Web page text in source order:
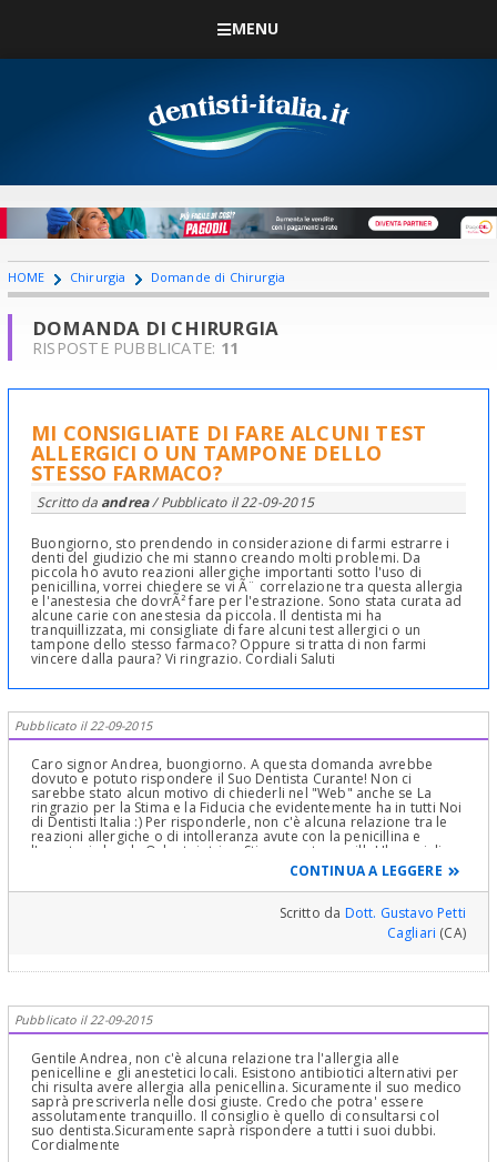
MENU
HOME Chirurgia Domande di Chirurgia
DOMANDA DI CHIRURGIA
RISPOSTE PUBBLICATE: 11
MI CONSIGLIATE DI FARE ALCUNI TEST
ALLERGICI O UN TAMPONE DELLO
STESSO FARMACO?
Scritto da andrea/ Pubblicato il22-09-2015
Buongiorno, sto prendendo in considerazione di farmi estrarre i
denti del giudizio che mi stanno creando molti problemi. Da
piccola ho avuto reazioni allergiche importanti sotto l'uso di
penicillina, vorrei chiedere se vi Ã¨ correlazione tra questa allergia
e l'anestesia che dovrÃ² fare per l'estrazione. Sono stata curata ad
alcune carie con anestesia da piccola. Il dentista mi ha
tranquillizzata, mi consigliate di fare alcuni test allergici o un
tampone dello stesso farmaco? Oppure si tratta di non farmi
vincere dalla paura? Vi ringrazio. Cordiali Saluti
Pubblicato il 22-09-2015
Caro signor Andrea, buongiorno. A questa domanda avrebbe
dovuto e potuto rispondere il Suo Dentista Curante! Non ci
sarebbe stato alcun motivo di chiederli nel "Web" anche se La
ringrazio per la Stima e la Fiducia che evidentemente ha in tutti Noi
di Dentisti Italia :) Per risponderle, non c'è alcuna relazione tra le
reazioni allergiche o di intolleranza avute con la penicillina e
l'anestesia locale Odontoiatrica. Stia super tranquillo! Il consiglio
de l suo Dentista, di fare alcuni test allergici per l'anestetico è
comunque un prudenziale buon consiglio, lo segua! Ovviamente
come antibiotico non deve essere usata la Penicillina e gli altri
antibiotici con derivazione "crociata" come le Cefalosporine ed
altri. Questo lo stabilirà il Suo Dentista Curante, nel quale la esorto
CONTINUA A LEGGERE
Scritto da Dott. Gustavo Petti
Cagliari (CA)
Pubblicato il 22-09-2015
Gentile Andrea, non c'è alcuna relazione tra l'allergia alle
penicelline e gli anestetici locali. Esistono antibiotici alternativi per
chi risulta avere allergia alla penicellina. Sicuramente il suo medico
saprà prescriverla nelle dosi giuste. Credo che potra' essere
assolutamente tranquillo. Il consiglio è quello di consultarsi col
suo dentista.Sicuramente saprà rispondere a tutti i suoi dubbi.
Cordialmente